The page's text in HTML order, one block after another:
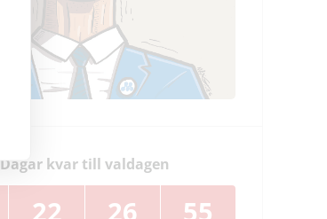
Dagar kvar till valdagen
22 26 54